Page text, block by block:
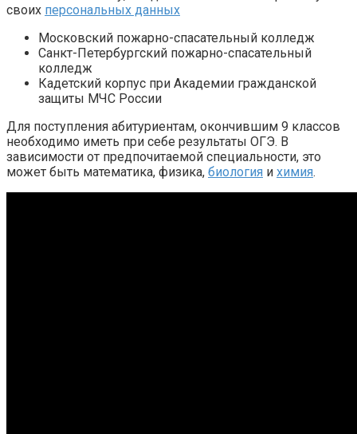
своих персональных данных
Московский пожарно-спасательный колледж
Санкт-Петербургский пожарно-спасательный
колледж
Кадетский корпус при Академии гражданской
защиты МЧС России
Для поступления абитуриентам, окончившим 9 классов
необходимо иметь при себе результаты ОГЭ. В
зависимости от предпочитаемой специальности, это
может быть математика, физика, биология и химия.